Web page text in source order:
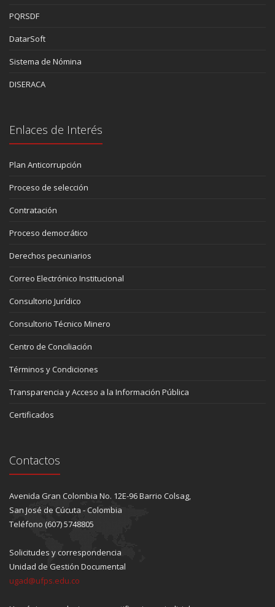
PQRSDF
DatarSoft
Sistema de Nómina
DISERACA
Enlaces de Interés
Plan Anticorrupción
Proceso de selección
Contratación
Proceso democrático
Derechos pecuniarios
Correo Electrónico Institucional
Consultorio Jurídico
Consultorio Técnico Minero
Centro de Conciliación
Términos y Condiciones
Transparencia y Acceso a la Información Pública
Certificados
Contactos
Avenida Gran Colombia No. 12E-96 Barrio Colsag,
San José de Cúcuta - Colombia
Teléfono (607) 5748805
Solicitudes y correspondencia
Unidad de Gestión Documental
ugad@ufps.edu.co